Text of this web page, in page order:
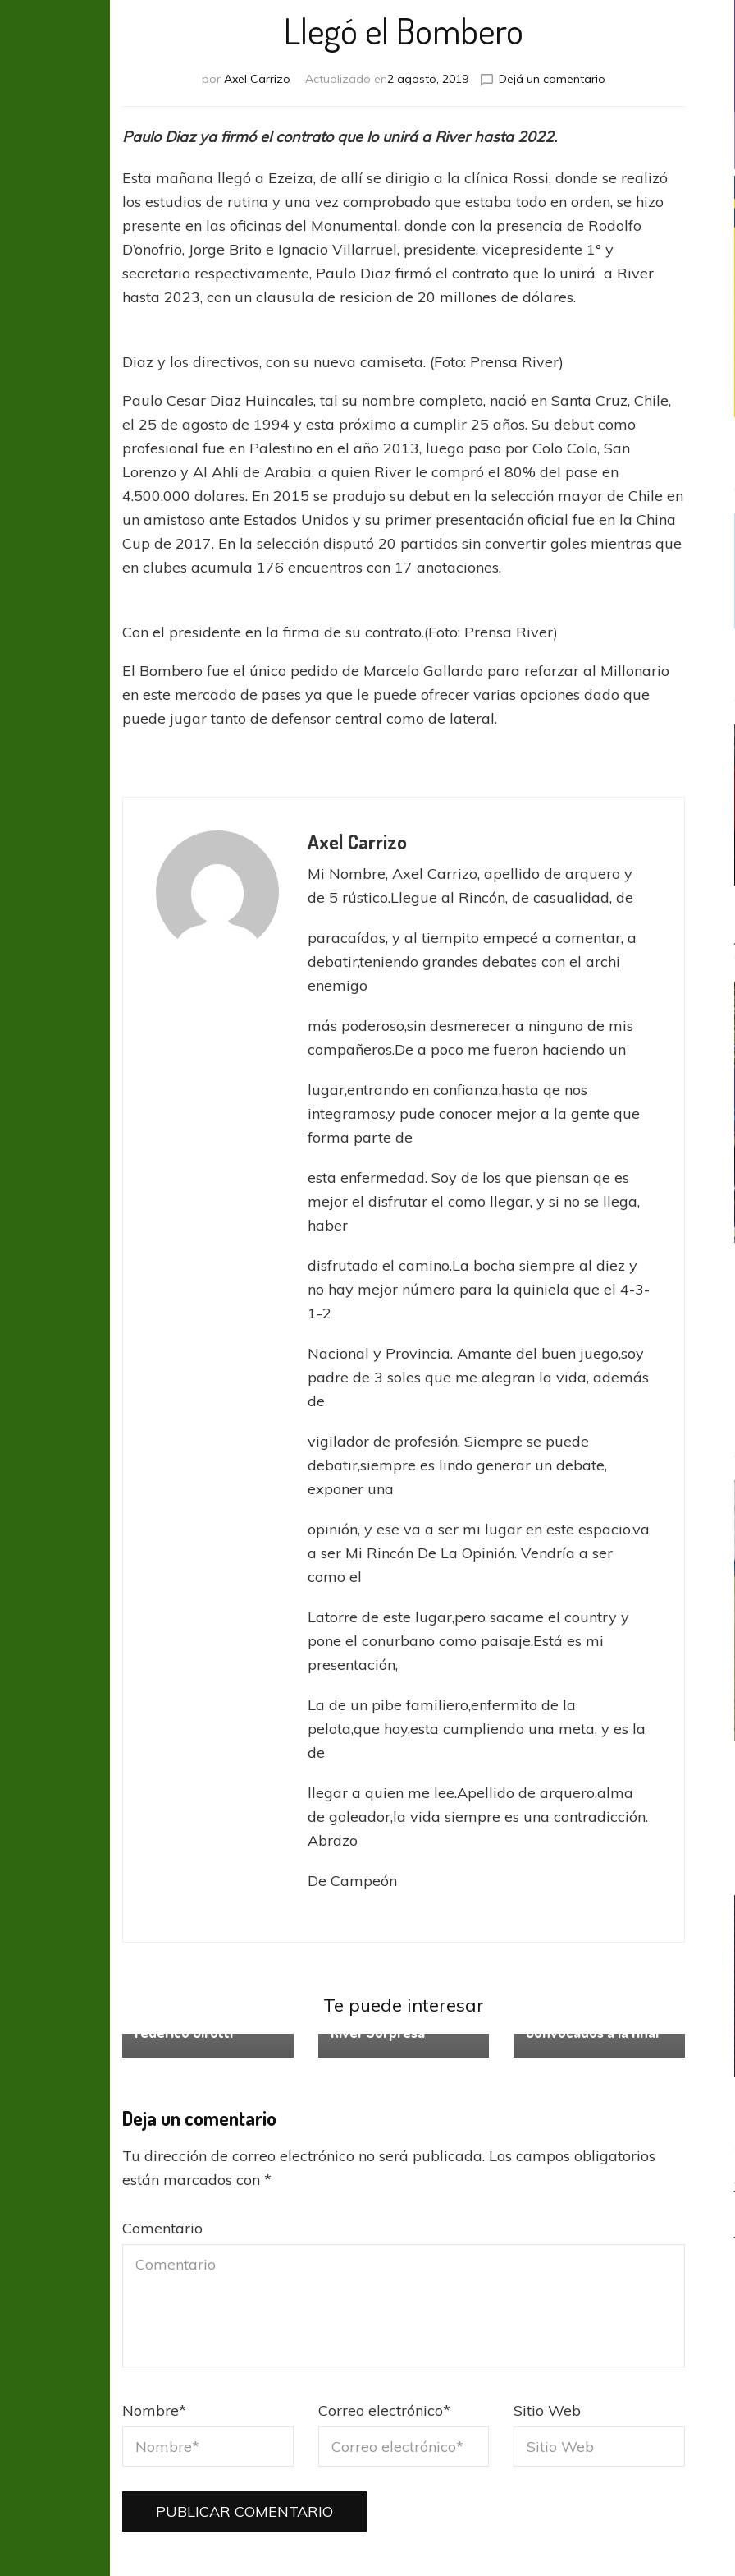
Llegó el Bombero
por Axel Carrizo Actualizado en2 agosto, 2019 Dejá un comentario
Paulo Diaz ya firmó el contrato que lo unirá a River hasta 2022.
Esta mañana llegó a Ezeiza, de allí se dirigio a la clínica Rossi, donde se realizó
los estudios de rutina y una vez comprobado que estaba todo en orden, se hizo
presente en las oficinas del Monumental, donde con la presencia de Rodolfo
D’onofrio, Jorge Brito e Ignacio Villarruel, presidente, vicepresidente 1° y
secretario respectivamente, Paulo Diaz firmó el contrato que lo unirá a River
hasta 2023, con un clausula de resicion de 20 millones de dólares.
Diaz y los directivos, con su nueva camiseta. (Foto: Prensa River)
Paulo Cesar Diaz Huincales, tal su nombre completo, nació en Santa Cruz, Chile,
el 25 de agosto de 1994 y esta próximo a cumplir 25 años. Su debut como
profesional fue en Palestino en el año 2013, luego paso por Colo Colo, San
Lorenzo y Al Ahli de Arabia, a quien River le compró el 80% del pase en
4.500.000 dolares. En 2015 se produjo su debut en la selección mayor de Chile en
un amistoso ante Estados Unidos y su primer presentación oficial fue en la China
Cup de 2017. En la selección disputó 20 partidos sin convertir goles mientras que
en clubes acumula 176 encuentros con 17 anotaciones.
Con el presidente en la firma de su contrato.(Foto: Prensa River)
El Bombero fue el único pedido de Marcelo Gallardo para reforzar al Millonario
en este mercado de pases ya que le puede ofrecer varias opciones dado que
puede jugar tanto de defensor central como de lateral.
Axel Carrizo
Mi Nombre, Axel Carrizo, apellido de arquero y
de 5 rústico.Llegue al Rincón, de casualidad, de
paracaídas, y al tiempito empecé a comentar, a
debatir,teniendo grandes debates con el archi
enemigo
más poderoso,sin desmerecer a ninguno de mis
compañeros.De a poco me fueron haciendo un
lugar,entrando en confianza,hasta qe nos
integramos,y pude conocer mejor a la gente que
forma parte de
esta enfermedad. Soy de los que piensan qe es
mejor el disfrutar el como llegar, y si no se llega,
haber
disfrutado el camino.La bocha siempre al diez y
no hay mejor número para la quiniela que el 4-3-
1-2
Nacional y Provincia. Amante del buen juego,soy
padre de 3 soles que me alegran la vida, además
de
vigilador de profesión. Siempre se puede
debatir,siempre es lindo generar un debate,
exponer una
opinión, y ese va a ser mi lugar en este espacio,va
a ser Mi Rincón De La Opinión. Vendría a ser
como el
Latorre de este lugar,pero sacame el country y
pone el conurbano como paisaje.Está es mi
presentación,
La de un pibe familiero,enfermito de la
pelota,que hoy,esta cumpliendo una meta, y es la
de
llegar a quien me lee.Apellido de arquero,alma
de goleador,la vida siempre es una contradicción.
Abrazo
De Campeón
Te puede interesar
Federico Girotti
River Plate
River Sorpresa Convocados a la final
Deja un comentario
Tu dirección de correo electrónico no será publicada. Los campos obligatorios
están marcados con*
Comentario
Nombre* Correo electrónico* Sitio Web
COPA SUDAMERICANA LANÚS
Sur Defendido
UEFA CHAMPIONS LEAGUE
PSG celebró el bicampeonato
REGIONAL AMATEUR
Verónica jugará ante Estrella del Sur en el
LIGA DE LA COSTA
Las campeonas festejaron ante su gente